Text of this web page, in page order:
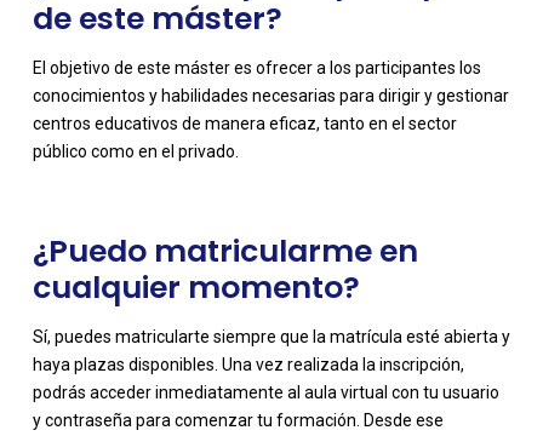
de este máster?
El objetivo de este máster es ofrecer a los participantes los
conocimientos y habilidades necesarias para dirigir y gestionar
centros educativos de manera eficaz, tanto en el sector
público como en el privado.
¿Puedo matricularme en
cualquier momento?
Sí, puedes matricularte siempre que la matrícula esté abierta y
haya plazas disponibles. Una vez realizada la inscripción,
podrás acceder inmediatamente al aula virtual con tu usuario
y contraseña para comenzar tu formación. Desde ese
-